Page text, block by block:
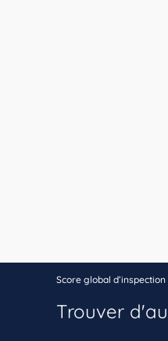
Score global d’inspection
Trouver